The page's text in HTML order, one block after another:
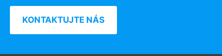
KONTAKTUJTE NÁS